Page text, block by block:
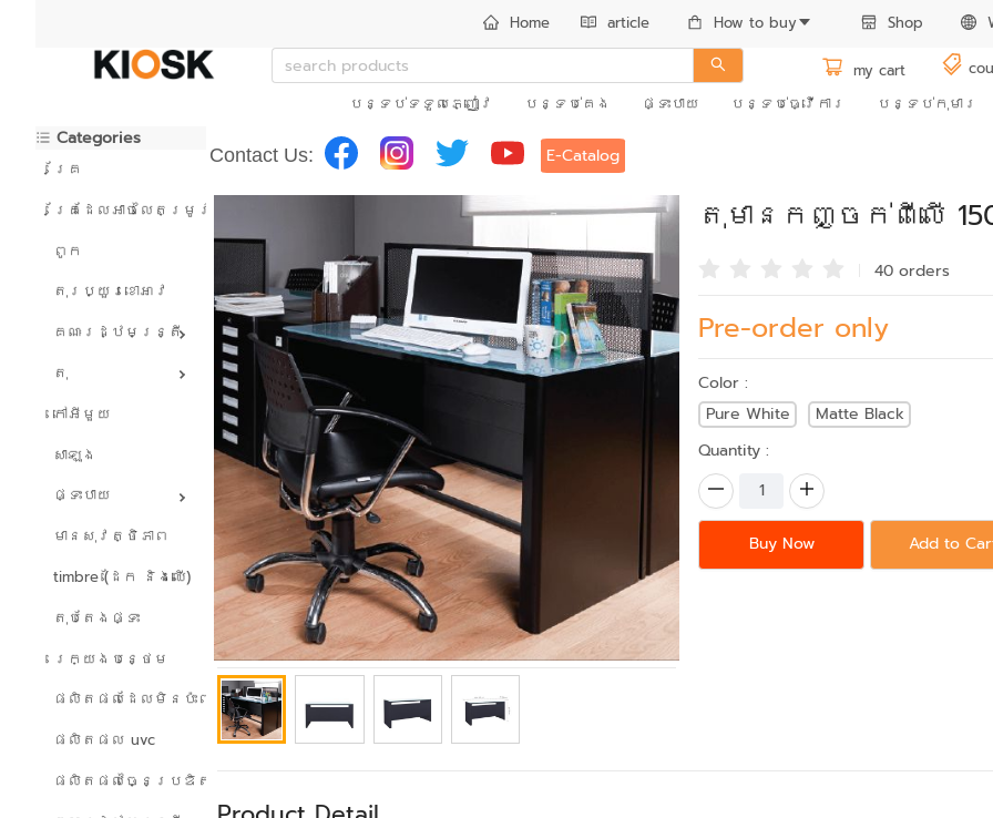
Home article How to buy Shop
my cart
បន្ទប់ទទួលភ្ញៀវ
បន្ទប់គេង ផ្ទះបាយ បន្ទប់ធ្វើការ បន្ទប់កុមារ
Categories
គ្រែ
គ្រែដែលអាចលៃតម្រូវបាន។
ពូក
តុរប្យួរខោឤវ
គណៈរដ្ឋមន្រ្តី
តុ
កៅអីមួយ
សាឡុង
ផ្ទះបាយ
មានសុវត្ថិភាព
timbre (ដែក និងឈើ)
តុបតែងផ្ទះ
រេក្យងបន្ថេម
ផលិតផលដែលមិនប៉ះពាល់ដល់បរិស្ថាន
ផលិតផល uvc
ផលិតផលច្នៃប្រឌិត
Contact Us: E-Catalog
តុមានកញ្ចក់ពីលើ
40 orders
Pre-order only
Color :
Pure White
Matte Black
Quantity :
Buy Now Add to